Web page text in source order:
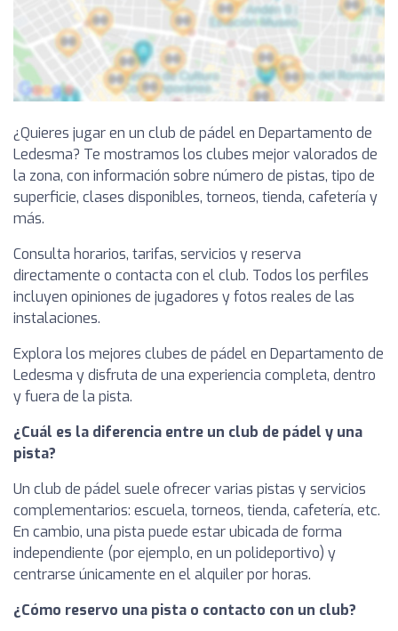
¿Quieres jugar en un club de pádel en Departamento de
Ledesma? Te mostramos los clubes mejor valorados de
la zona, con información sobre número de pistas, tipo de
superficie, clases disponibles, torneos, tienda, cafetería y
más.
Consulta horarios, tarifas, servicios y reserva
directamente o contacta con el club. Todos los perfiles
incluyen opiniones de jugadores y fotos reales de las
instalaciones.
Explora los mejores clubes de pádel en Departamento de
Ledesma y disfruta de una experiencia completa, dentro
y fuera de la pista.
¿Cuál es la diferencia entre un club de pádel y una
pista?
Un club de pádel suele ofrecer varias pistas y servicios
complementarios: escuela, torneos, tienda, cafetería, etc.
En cambio, una pista puede estar ubicada de forma
independiente (por ejemplo, en un polideportivo) y
centrarse únicamente en el alquiler por horas.
¿Cómo reservo una pista o contacto con un club?